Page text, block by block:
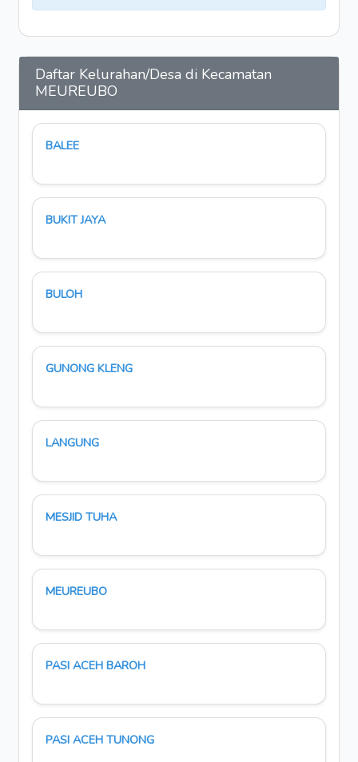
Daftar Kelurahan/Desa di Kecamatan
MEUREUBO
BALEE
BUKIT JAYA
BULOH
GUNONG KLENG
LANGUNG
MESJID TUHA
MEUREUBO
PASI ACEH BAROH
PASI ACEH TUNONG